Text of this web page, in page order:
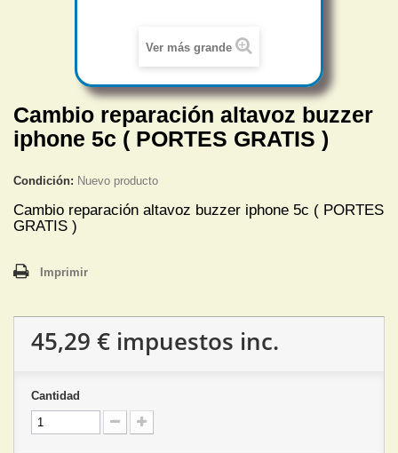
Ver más grande
Cambio reparación altavoz buzzer
iphone 5c ( PORTES GRATIS )
Condición: Nuevo producto
Cambio reparación altavoz buzzer iphone 5c ( PORTES
GRATIS )
Imprimir
45,29 € impuestos inc.
Cantidad